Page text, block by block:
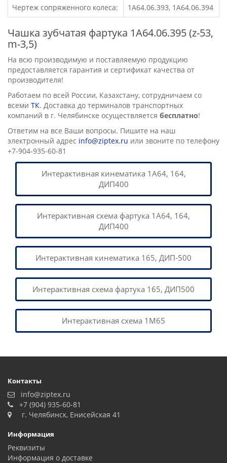
Чертеж сопряженного колеса:
1А64.06.393, 1А64.06.394
Чашка зубчатая фартука 1А64.06.395 (z-53,
m-3,5)
На всю производимую и поставляемую продукцию
предоставляется гарантия и сертификат качества от
производителя!
Работаем по всей России, Казахстану, сотрудничаем со
всеми ТК. Доставка до терминалов транспортных
компаний в г. Челябинске осуществляется бесплатно!
Ответим на все Ваши вопросы. Пишите на наш
электронный адрес info@ziptex.ru или звоните по телефону
+7-904-935-60-81
Интерактивная кинематика 1А64, 164,
ДИП400
Интерактивная схема фартука 1А64, 164,
ДИП400
Интерактивная кинематика 165, ДИП-500
Интерактивная схема фартука 165, ДИП500
Интерактивная схема 1М65
Контакты
info@ziptex.ru
+7 (904) 935-60-81
г. Челябинск, Енисейская 41
Информация
Реквизиты
Информация о доставке